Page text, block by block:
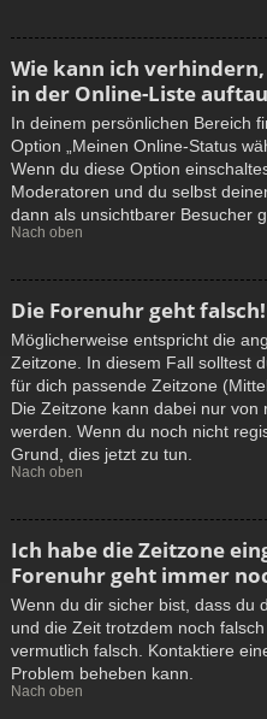
Wie kann ich
in der Online-Liste
In deinem persönlichen Bereich
Option „Meinen Online-Status
Wenn du diese Option
Moderatoren und du selbst
dann als unsichtbarer Besucher
Nach oben
Die Forenuhr geht falsch!
Möglicherweise entspricht die
Zeitzone. In diesem Fall solltest
für dich passende Zeitzone
Die Zeitzone kann dabei nur
werden. Wenn du noch nicht
Grund, dies jetzt zu tun.
Nach oben
Ich habe die Zeitzone
Forenuhr geht immer
Wenn du dir sicher bist, dass du
und die Zeit trotzdem noch
vermutlich falsch. Kontaktiere
Problem beheben kann.
Nach oben